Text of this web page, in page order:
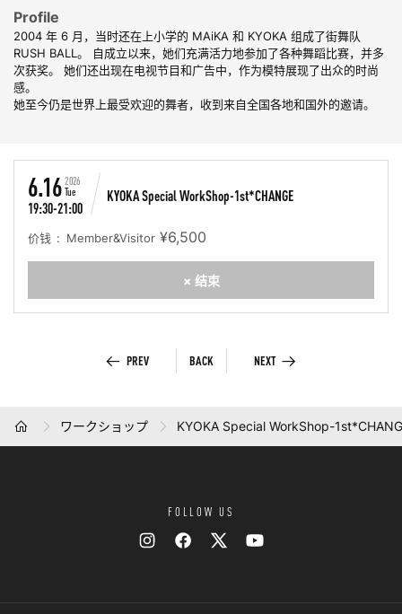
Profile
2004 年 6 月，当时还在上小学的 MAiKA 和 KYOKA 组成了街舞队
RUSH BALL。 自成立以来，她们充满活力地参加了各种舞蹈比赛，并多
次获奖。 她们还出现在电视节目和广告中，作为模特展现了出众的时尚
感。
她至今仍是世界上最受欢迎的舞者，收到来自全国各地和国外的邀请。
6.16 2026
Tue
19:30-21:00
KYOKA Special WorkShop-1st*CHANGE
价钱 Member&Visitor ¥6,500
× 结束
PREV BACK NEXT
ワークショップ KYOKA Special WorkShop-
FOLLOW US